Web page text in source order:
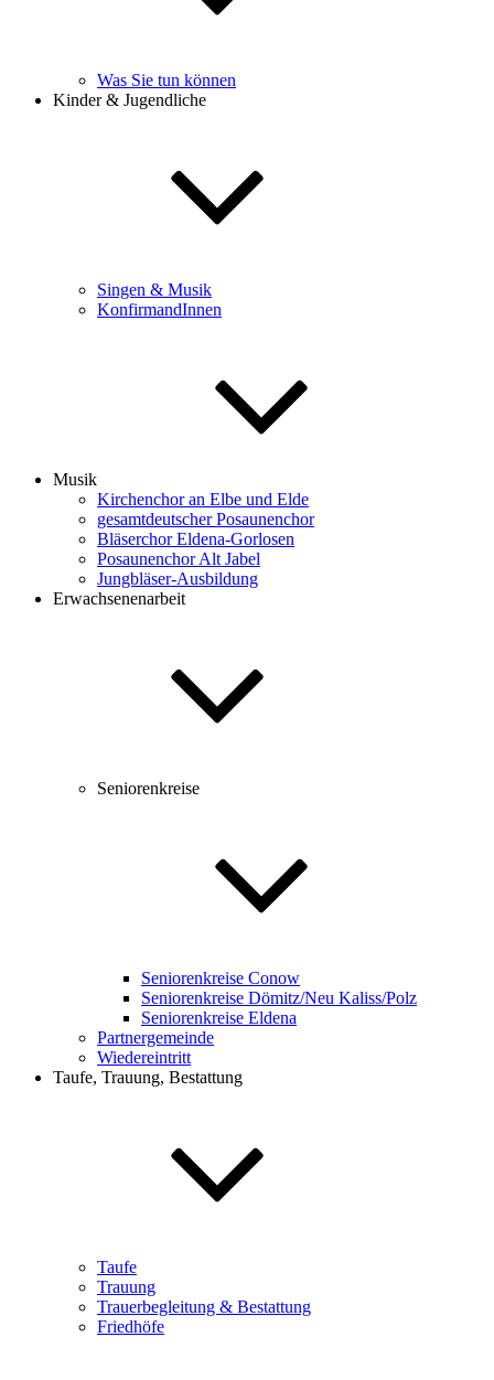
Was Sie tun können
Kinder & Jugendliche
Singen & Musik
KonfirmandInnen
Musik
Kirchenchor an Elbe und Elde
gesamtdeutscher Posaunenchor
Bläserchor Eldena-Gorlosen
Posaunenchor Alt Jabel
Jungbläser-Ausbildung
Erwachsenenarbeit
Seniorenkreise
Seniorenkreise Conow
Seniorenkreise Dömitz/Neu Kaliss/Polz
Seniorenkreise Eldena
Partnergemeinde
Wiedereintritt
Taufe, Trauung, Bestattung
Taufe
Trauung
Trauerbegleitung & Bestattung
Friedhöfe